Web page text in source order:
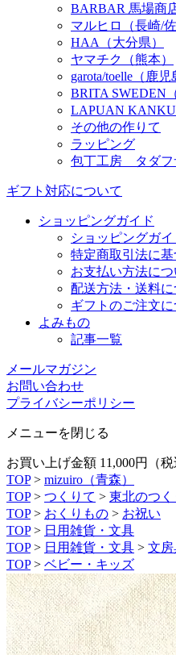
BARBAR 馬場商
マルヒロ（長崎/佐
HAA（大分県）
ヤマチク（熊本）
garota/toelle（鹿児
BRITA SWEDEN
LAPUAN
その他の作りて
ラッピング
包丁工房 タダフ
ギフト対応について
ショッピングガイド
ショッピングガイ
特定商取引法に
お支払い方法につ
配送方法・送料に
ギフトのご注文に
よみもの
記事一覧
メールマガジン
お問い合わせ
プライバシーポリシー
メニューを閉じる
お買い上げ金額 11,000円（
TOP> mizuiro（青森）
TOP > つくりて > 東北のつく
TOP > おくりもの > お祝い
TOP > 日用雑貨・文具
TOP > 日用雑貨・文具 > 文房
TOP > ベビー・キッズ